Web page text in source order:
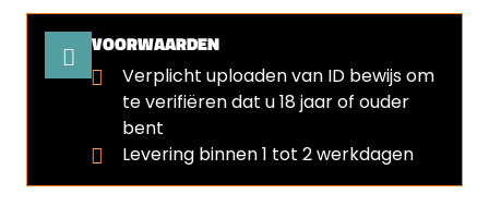
VOORWAARDEN
Verplicht uploaden van ID bewijs om
te verifiëren dat u 18 jaar of ouder
bent
Levering binnen 1 tot 2 werkdagen